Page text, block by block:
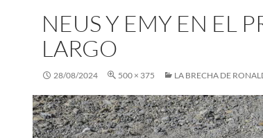
NEUS Y EMY EN EL
LARGO
28/08/2024 500 × 375 LA BRECHA DE